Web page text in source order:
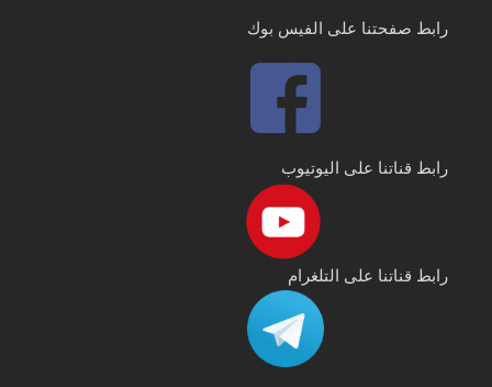
رابط صفحتنا على الفيس بوك
رابط قناتنا على اليوتيوب
رابط قناتنا على التلغرام